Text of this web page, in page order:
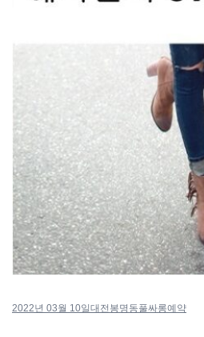
2022년 03월 10일대전봉명동풀싸롱예약